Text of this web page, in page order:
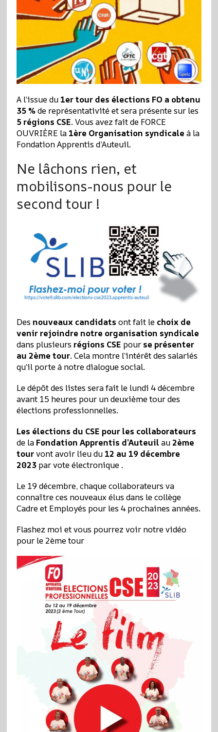
A l’issue du 1er tour des élections FO a obtenu
35 %de représentativité et sera présente sur les
5 régions CSE. Vous avez fait de FORCE
OUVRIÈRE la 1ère Organisation syndicale à la
Fondation Apprentis d’Auteuil.
Ne lâchons rien, et
mobilisons-nous pour le
second tour !
Desnouveaux candidats ont fait lechoix de
venir rejoindre notre organisation syndicale
dans plusieursrégions CSE pour se présenter
au 2ème tour. Cela montre l’intérêt des salariés
qu’il porte à notre dialogue social.
Le dépôt des listes sera fait le lundi 4 décembre
avant 15 heures pour un deuxième tour des
élections professionnelles.
Les élections du CSE pour les collaborateurs
de laFondation Apprentis d’Auteuil au 2ème
tourvont avoir lieu du12 au 19 décembre
2023 par vote électronique .
Le 19 décembre, chaque collaborateurs va
connaître ces nouveaux élus dans le collège
Cadre et Employés pour les 4 prochaines années.
Flashez moi et vous pourrez voir notre vidéo
pour le 2ème tour